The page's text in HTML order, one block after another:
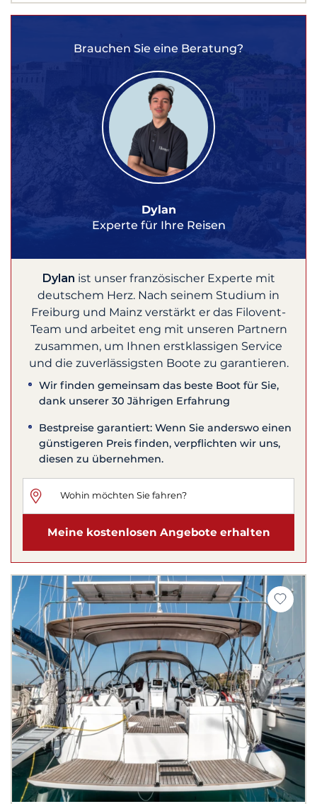
Brauchen Sie eine Beratung?
Dylan
Experte für Ihre Reisen
Dylan ist unser französischer Experte mit
deutschem Herz. Nach seinem Studium in
Freiburg und Mainz verstärkt er das Filovent-
Team und arbeitet eng mit unseren Partnern
zusammen, um Ihnen erstklassigen Service
und die zuverlässigsten Boote zu garantieren.
Wir finden gemeinsam das beste Boot für Sie,
dank unserer 30 Jährigen Erfahrung
Bestpreise garantiert: Wenn Sie anderswo einen
günstigeren Preis finden, verpflichten wir uns,
diesen zu übernehmen.
Meine kostenlosen Angebote erhalten